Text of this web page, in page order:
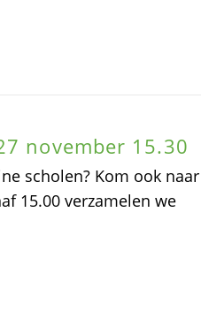
november 15.30
scholen? Kom ook naar
15.00 verzamelen we